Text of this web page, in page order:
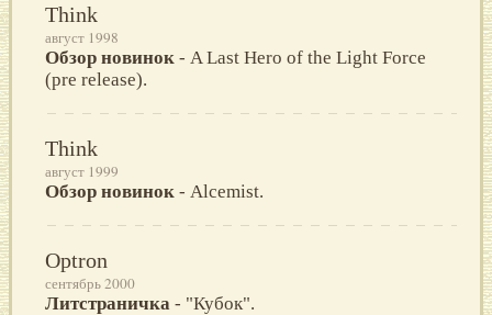
Think
август 1998
Обзор новинок - A Last Hero of the Light Force
(pre release).
Think
август 1999
Обзор новинок - Alcemist.
Optron
сентябрь 2000
Литстраничка - "Кубок".